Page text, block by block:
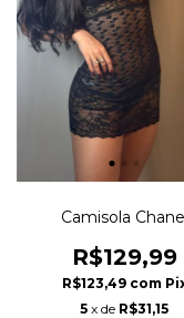
Camisola
R$129,99
R$123,49 com
5 x de R$31,15